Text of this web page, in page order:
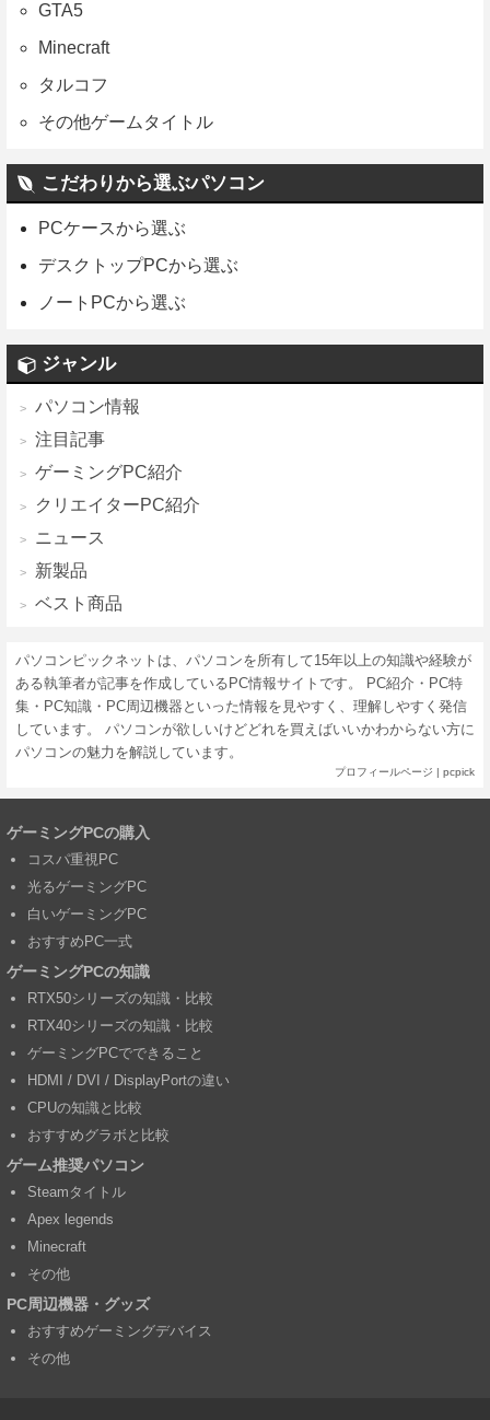
GTA5
Minecraft
タルコフ
その他ゲームタイトル
こだわりから選ぶパソコン
PCケースから選ぶ
デスクトップPCから選ぶ
ノートPCから選ぶ
ジャンル
パソコン情報
注目記事
ゲーミングPC紹介
クリエイターPC紹介
ニュース
新製品
ベスト商品
パソコンピックネットは、パソコンを所有して15年以上の知識や経験が
ある執筆者が記事を作成しているPC情報サイトです。 PC紹介・PC特
集・PC知識・PC周辺機器といった情報を見やすく、理解しやすく発信
しています。 パソコンが欲しいけどどれを買えばいいかわからない方に
パソコンの魅力を解説しています。
プロフィールページ | pcpick
ゲーミングPCの購入
コスパ重視PC
光るゲーミングPC
白いゲーミングPC
おすすめPC一式
ゲーミングPCの知識
RTX50シリーズの知識・比較
RTX40シリーズの知識・比較
ゲーミングPCでできること
HDMI / DVI / DisplayPortの違い
CPUの知識と比較
おすすめグラボと比較
ゲーム推奨パソコン
Steamタイトル
Apex legends
Minecraft
その他
PC周辺機器・グッズ
おすすめゲーミングデバイス
その他